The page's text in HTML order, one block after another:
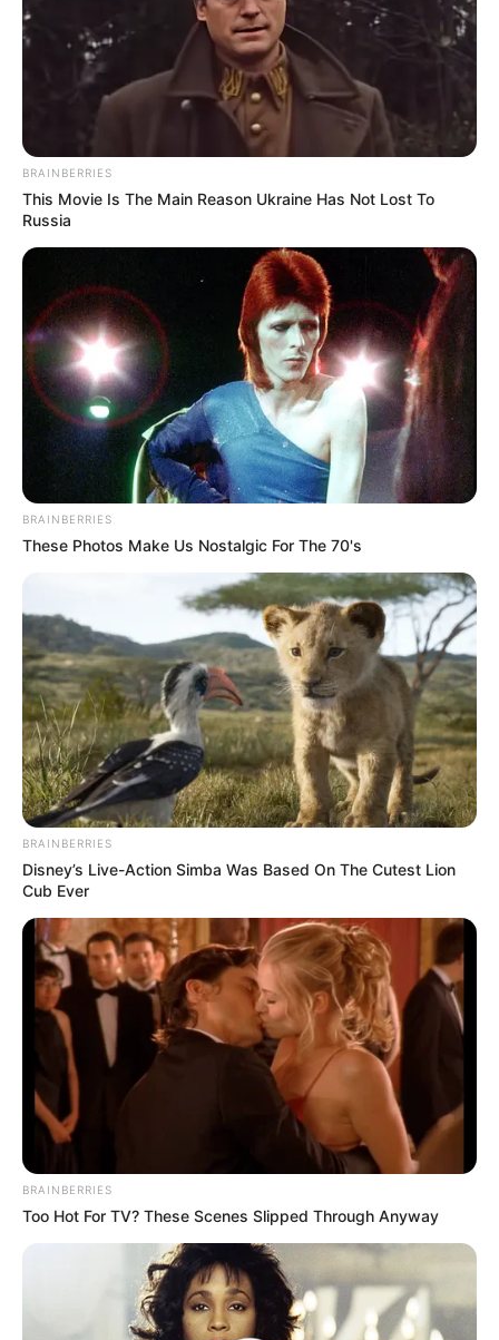
BRAINBERRIES
This Movie Is The Main Reason Ukraine Has Not Lost To
Russia
BRAINBERRIES
These Photos Make Us Nostalgic For The 70's
BRAINBERRIES
Disney’s Live-Action Simba Was Based On The Cutest Lion
Cub Ever
BRAINBERRIES
Too Hot For TV? These Scenes Slipped Through Anyway